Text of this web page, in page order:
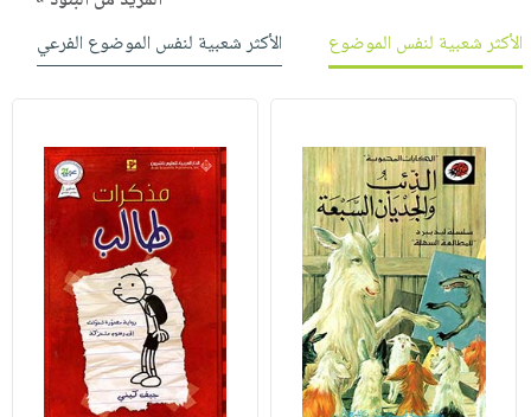
الأكثر شعبية لنفس الموضوع
الأكثر شعبية لنفس الموضوع الفرعي